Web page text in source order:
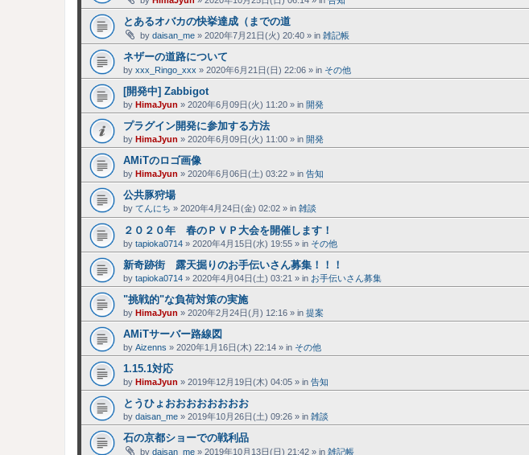
とあるオバカの快挙達成（までの道
by daisan_me » 2020年7月21日(火) 20:40 » in 雑記帳
ネザーの道路について
by xxx_Ringo_xxx » 2020年6月21日(日) 22:06 » in その他
[開発中] Zabbigot
by HimaJyun » 2020年6月09日(火) 11:20 » in 開発
プラグイン開発に参加する方法
by HimaJyun » 2020年6月09日(火) 11:00 » in 開発
AMiTのロゴ画像
by HimaJyun » 2020年6月06日(土) 03:22 » in 告知
公共豚狩場
by てんにち » 2020年4月24日(金) 02:02 » in 雑談
２０２０年 春のＰＶＰ大会を開催します！
by tapioka0714 » 2020年4月15日(水) 19:55 » in その他
新奇跡街 露天掘りのお手伝いさん募集！！！
by tapioka0714 » 2020年4月04日(土) 03:21 » in お手伝いさん募集
"挑戦的"な負荷対策の実施
by HimaJyun » 2020年2月24日(月) 12:16 » in 提案
AMiTサーバー路線図
by Aizenns » 2020年1月16日(木) 22:14 » in その他
1.15.1対応
by HimaJyun » 2019年12月19日(木) 04:05 » in 告知
とうひょおおおおおおおお
by daisan_me » 2019年10月26日(土) 09:26 » in 雑談
石の京都ショーでの戦利品
by daisan_me » 2019年10月13日(日) 21:42 » in 雑記帳